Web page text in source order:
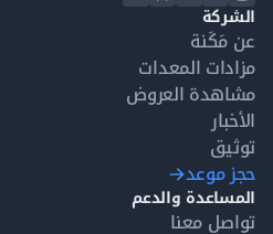
الشركة
عن مَكَنة
مزادات المعدات
مشاهدة العروض
الأخبار
توثيق
حجز موعد
المساعدة والدعم
تواصل معنا